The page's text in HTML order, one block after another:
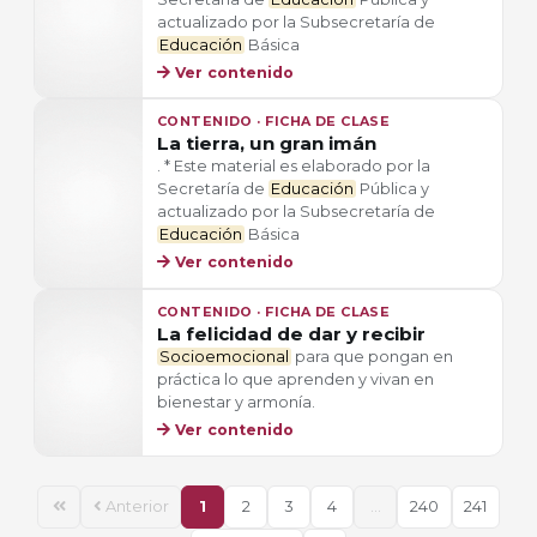
actualizado por la Subsecretaría de
Educación Básica
Ver contenido
CONTENIDO · FICHA DE CLASE
La tierra, un gran imán
. * Este material es elaborado por la
Secretaría de Educación Pública y
actualizado por la Subsecretaría de
Educación Básica
Ver contenido
CONTENIDO · FICHA DE CLASE
La felicidad de dar y recibir
Socioemocional
para que pongan en
práctica lo que aprenden y vivan en
bienestar y armonía.
Ver contenido
Anterior 1 2 3 4 ... 240 241